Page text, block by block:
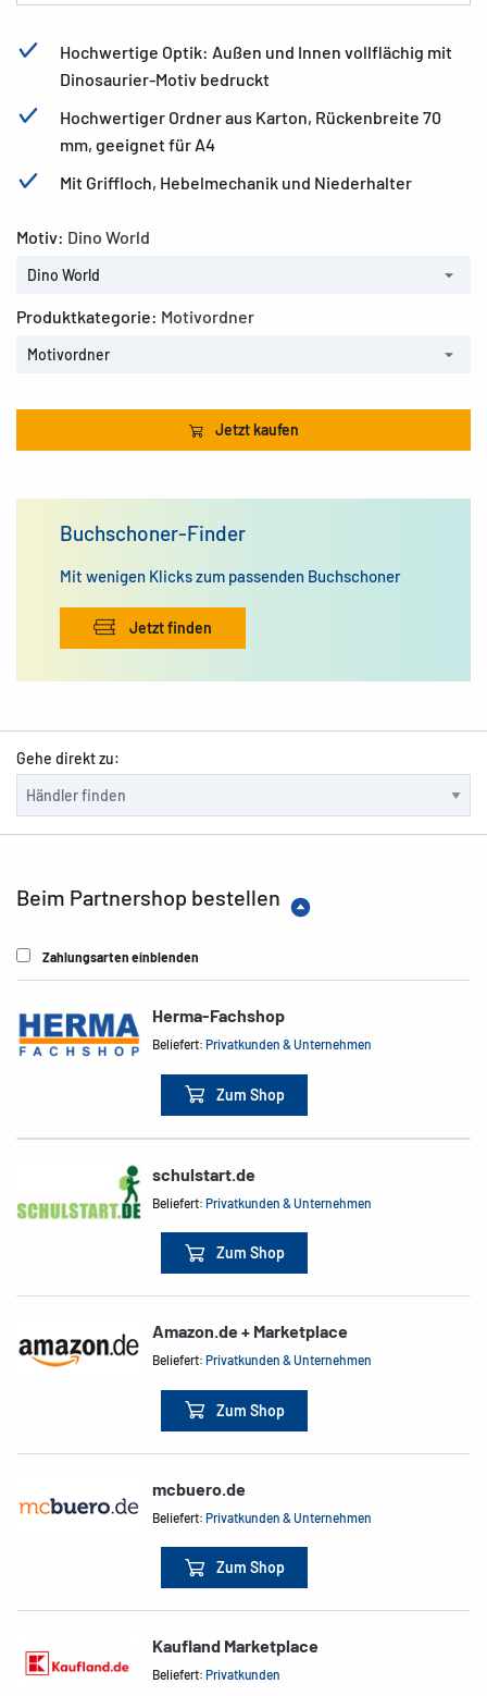
Hochwertige Optik: Außen und Innen vollflächig mit
Dinosaurier-Motiv bedruckt
Hochwertiger Ordner aus Karton, Rückenbreite 70
mm, geeignet für A4
Mit Griffloch, Hebelmechanik und Niederhalter
Motiv: Dino World
Dino World
Produktkategorie: Motivordner
Motivordner
Jetzt kaufen
Buchschoner-Finder
Mit wenigen Klicks zum passenden Buchschoner
Jetzt finden
Gehe direkt zu:
Beim Partnershop bestellen
Zahlungsarten einblenden
Herma-Fachshop
Beliefert:Privatkunden & Unternehmen
Zum Shop
schulstart.de
Beliefert:Privatkunden & Unternehmen
Zum Shop
Amazon.de + Marketplace
Beliefert:Privatkunden & Unternehmen
Zum Shop
mcbuero.de
Beliefert:Privatkunden & Unternehmen
Zum Shop
Kaufland Marketplace
Beliefert:Privatkunden